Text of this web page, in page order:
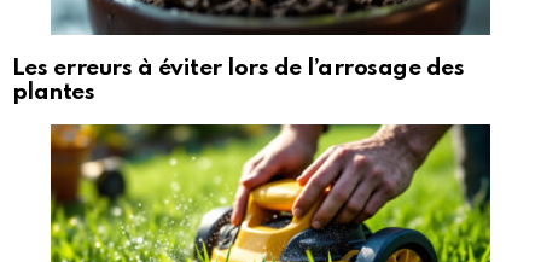
Les erreurs à éviter lors de l’arrosage des
plantes